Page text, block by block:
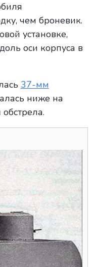
чем броневик.
установке,
оси корпуса в
37-мм
ниже на